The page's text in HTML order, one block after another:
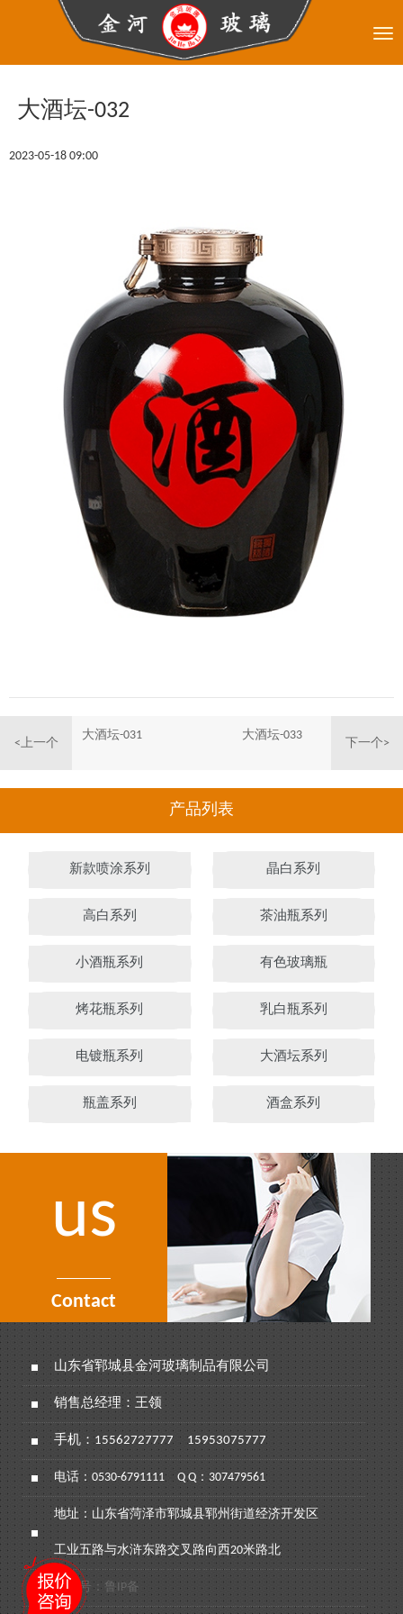
大酒坛-032
2023-05-18 09:00
<上一个
大酒坛-031
下一个>
大酒坛-033
产品列表
新款喷涂系列 晶白系列
高白系列 茶油瓶系列
小酒瓶系列 有色玻璃瓶
烤花瓶系列 乳白瓶系列
电镀瓶系列 大酒坛系列
瓶盖系列 酒盒系列
us
Contact
山东省郓城县金河玻璃制品有限公司
销售总经理：王领
手机：15562727777 15953075777
电话： 0530-6791111Q Q：307479561
地址：山东省菏泽市郓城县郓州街道经济开发区
工业五路与水浒东路交叉路向西20米路北
备案号：鲁IP备